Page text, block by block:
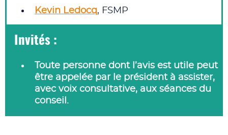
Kevin Ledocq, FSMP
Invités :
Toute personne dont l’avis est utile peut
être appelée par le président à assister,
avec voix consultative, aux séances du
conseil.